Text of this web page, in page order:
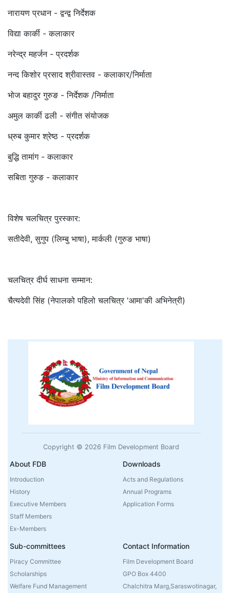
नारायण प्रधान - द्वन्द्व निर्देशक
विद्या कार्की - कलाकार
नरेन्द्र महर्जन - प्रदर्शक
नन्द किशोर प्रसाद श्रीवास्तव - कलाकार/निर्माता
भोज बहादुर गुरुङ - निर्देशक /निर्माता
अमुल कार्की ढली - संगीत संयोजक
ध्रुब कुमार श्रेष्ठ - प्रदर्शक
बुद्धि तामांग - कलाकार
सबिता गुरुङ - कलाकार
विशेष चलचित्र पुरस्कार:
सतीदेवी, सुगुप (लिम्बु भाषा), मार्कली (गुरुङ भाषा)
चलचित्र दीर्घ साधना सम्मान:
चैत्यदेवी सिंह (नेपालको पहिलो चलचित्र 'आमा'की अभिनेत्री)
Copyright © 2026 Film Development Board
About FDB
Introduction
History
Executive Members
Staff Members
Ex-Members
Downloads
Acts and Regulations
Annual Programs
Application Forms
Sub-committees
Piracy Committee
Scholarships
Welfare Fund Management
Contact Information
Film Development Board
GPO Box 4400
Chalchitra Marg,Saraswotinagar,